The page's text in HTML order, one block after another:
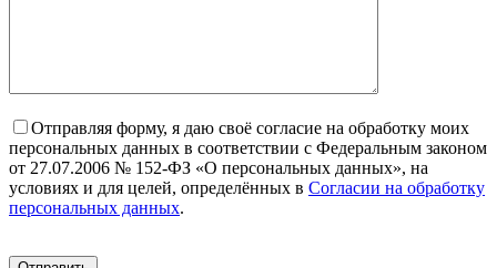
Отправляя форму, я даю своё согласие на обработку моих
персональных данных в соответствии с Федеральным законом
от 27.07.2006 № 152-ФЗ «О персональных данных», на
условиях и для целей, определённых в Согласии на обработку
персональных данных.